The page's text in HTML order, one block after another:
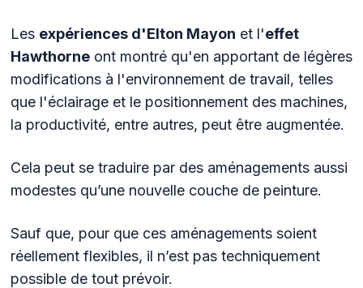
Les expériences d'Elton Mayon et l'effet
Hawthorne ont montré qu'en apportant de légères
modifications à l'environnement de travail, telles
que l'éclairage et le positionnement des machines,
la productivité, entre autres, peut être augmentée.
Cela peut se traduire par des aménagements aussi
modestes qu’une nouvelle couche de peinture.
Sauf que, pour que ces aménagements soient
réellement flexibles, il n’est pas techniquement
possible de tout prévoir.